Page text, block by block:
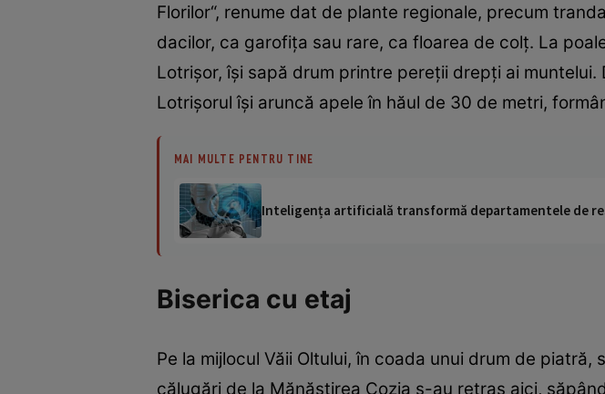
Florilor“, renume dat de plante regionale, precum
dacilor, ca garofiţa sau rare, ca floarea de colţ. La
Lotrişor, îşi sapă drum printre pereţii drepţi ai
Lotrişorul îşi aruncă apele în hăul de 30 de metri,
MAI MULTE PENTRU TINE
Inteligența artificială transformă departamentele de
Biserica cu etaj
Pe la mijlocul Văii Oltului, în coada unui drum de
călugări de la Mănăstirea Cozia s-au retras aici,